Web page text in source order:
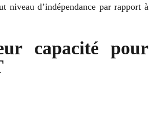
d’indépendance par rapport à
capacité pour